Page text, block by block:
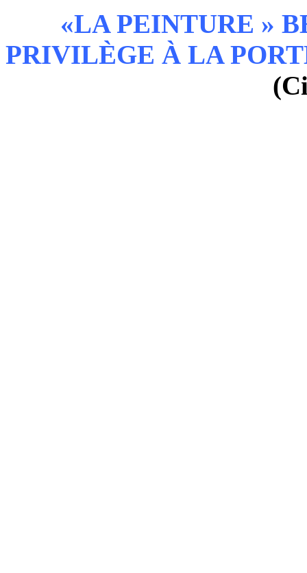
«LA PEINTURE »
PRIVILÈGE À LA